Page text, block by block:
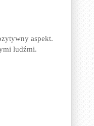
aspekt.
ludźmi.